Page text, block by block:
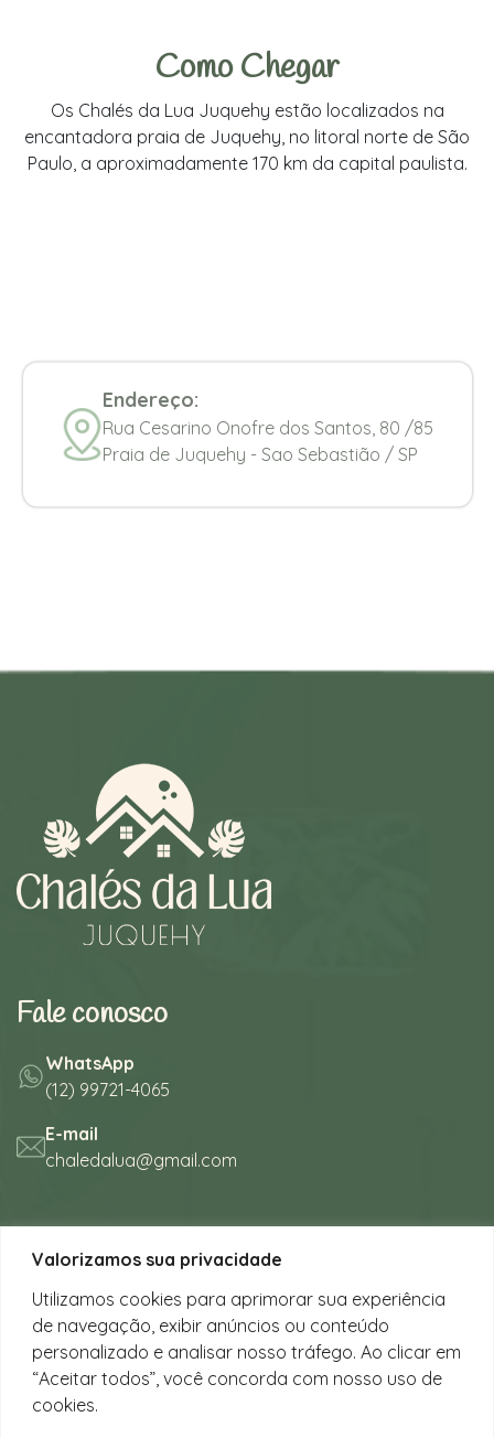
Valorizamos sua privacidade
Utilizamos cookies para aprimorar sua experiência
de navegação, exibir anúncios ou conteúdo
personalizado e analisar nosso tráfego. Ao clicar em
“Aceitar todos”, você concorda com nosso uso de
cookies.
Como Chegar
Os Chalés da Lua Juquehy estão localizados na
encantadora praia de Juquehy, no litoral norte de São
Paulo, a aproximadamente 170 km da capital paulista.
Endereço:
Rua Cesarino Onofre dos Santos, 80 /85
Praia de Juquehy - Sao Sebastião / SP
Fale conosco
WhatsApp
(12) 99721-4065
E-mail
chaledalua@gmail.com
Seu refúgio em meio à natureza
na bela praia de Juquehy.
Instagram
@chalesdaluajuquehy